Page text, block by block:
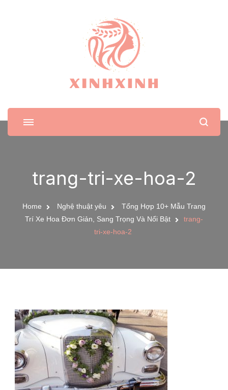
XinhXinh
Trang tin tức cho phái đẹp
trang-tri-xe-hoa-2
Home Nghệ thuật yêu
Tổng Hợp 10+ Mẫu Trang
Trí Xe Hoa Đơn Giản, Sang Trọng Và Nổi Bật
trang-
tri-xe-hoa-2